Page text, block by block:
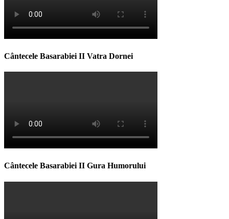
Cântecele Basarabiei II Vatra Dornei
Cântecele Basarabiei II Gura Humorului